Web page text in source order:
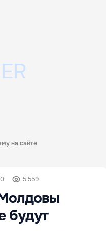
на сайте
5 559
будут